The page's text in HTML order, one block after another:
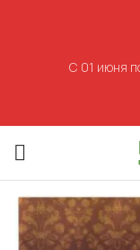
С 01 июня